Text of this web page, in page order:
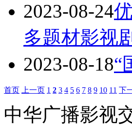
2023-08-24
多题材影视
2023-08-18“
首页 上一页 1 2 3 4 5 6 7 8 9 10 11 下
中华广播影视